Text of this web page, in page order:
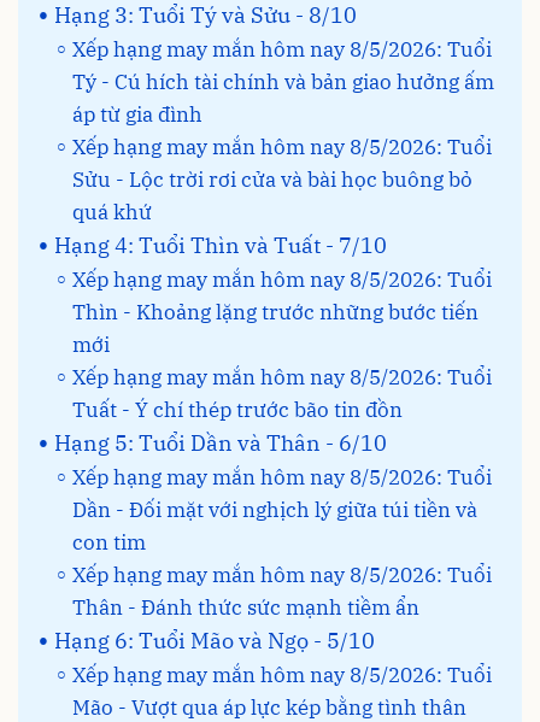
Hạng 3: Tuổi Tý và Sửu - 8/10
Xếp hạng may mắn hôm nay 8/5/2026: Tuổi
Tý - Cú hích tài chính và bản giao hưởng ấm
áp từ gia đình
Xếp hạng may mắn hôm nay 8/5/2026: Tuổi
Sửu - Lộc trời rơi cửa và bài học buông bỏ
quá khứ
Hạng 4: Tuổi Thìn và Tuất - 7/10
Xếp hạng may mắn hôm nay 8/5/2026: Tuổi
Thìn - Khoảng lặng trước những bước tiến
mới
Xếp hạng may mắn hôm nay 8/5/2026: Tuổi
Tuất - Ý chí thép trước bão tin đồn
Hạng 5: Tuổi Dần và Thân - 6/10
Xếp hạng may mắn hôm nay 8/5/2026: Tuổi
Dần - Đối mặt với nghịch lý giữa túi tiền và
con tim
Xếp hạng may mắn hôm nay 8/5/2026: Tuổi
Thân - Đánh thức sức mạnh tiềm ẩn
Hạng 6: Tuổi Mão và Ngọ - 5/10
Xếp hạng may mắn hôm nay 8/5/2026: Tuổi
Mão - Vượt qua áp lực kép bằng tình thân